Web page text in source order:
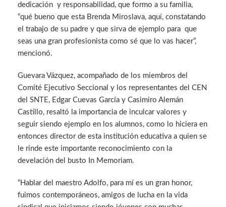
dedicación y responsabilidad, que formo a su familia,
“qué bueno que esta Brenda Miroslava, aquí, constatando
el trabajo de su padre y que sirva de ejemplo para que
seas una gran profesionista como sé que lo vas hacer”,
mencionó.
Guevara Vázquez, acompañado de los miembros del
Comité Ejecutivo Seccional y los representantes del CEN
del SNTE, Edgar Cuevas García y Casimiro Alemán
Castillo, resaltó la importancia de inculcar valores y
seguir siendo ejemplo en los alumnos, como lo hiciera en
entonces director de esta institución educativa a quien se
le rinde este importante reconocimiento con la
develación del busto In Memoriam.
“Hablar del maestro Adolfo, para mí es un gran honor,
fuimos contemporáneos, amigos de lucha en la vida